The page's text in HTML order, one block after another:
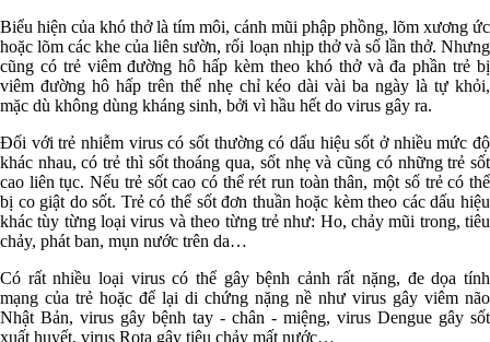
Biểu hiện của khó thở là tím môi, cánh mũi phập phồng, lõm xương ức
hoặc lõm các khe của liên sườn, rối loạn nhịp thở và số lần thở. Nhưng
cũng có trẻ viêm đường hô hấp kèm theo khó thở và đa phần trẻ bị
viêm đường hô hấp trên thể nhẹ chỉ kéo dài vài ba ngày là tự khỏi,
mặc dù không dùng kháng sinh, bởi vì hầu hết do virus gây ra.
Đối với trẻ nhiễm virus có sốt thường có dấu hiệu sốt ở nhiều mức độ
khác nhau, có trẻ thì sốt thoáng qua, sốt nhẹ và cũng có những trẻ sốt
cao liên tục. Nếu trẻ sốt cao có thể rét run toàn thân, một số trẻ có thể
bị co giật do sốt. Trẻ có thể sốt đơn thuần hoặc kèm theo các dấu hiệu
khác tùy từng loại virus và theo từng trẻ như: Ho, chảy mũi trong, tiêu
chảy, phát ban, mụn nước trên da…
Có rất nhiều loại virus có thể gây bệnh cảnh rất nặng, đe dọa tính
mạng của trẻ hoặc để lại di chứng nặng nề như virus gây viêm não
Nhật Bản, virus gây bệnh tay - chân - miệng, virus Dengue gây sốt
xuất huyết, virus Rota gây tiêu chảy mất nước…